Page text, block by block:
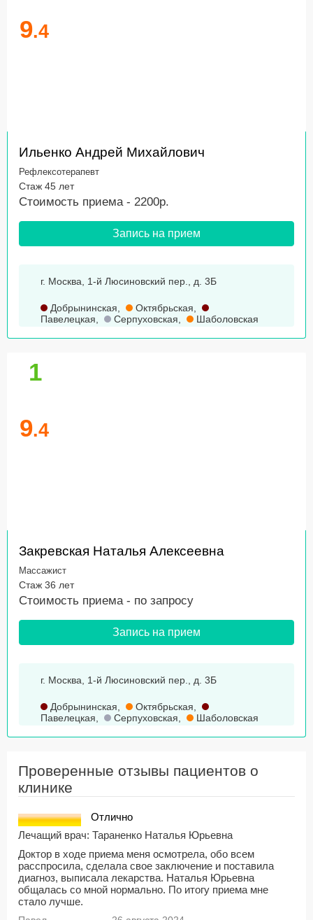
9.4
Ильенко Андрей Михайлович
Рефлексотерапевт
Стаж 45 лет
Стоимость приема - 2200р.
Запись на прием
г. Москва, 1-й Люсиновский пер., д. 3Б
Добрынинская, Октябрьская,
Павелецкая, Серпуховская, Шаболовская
1
9.4
Закревская Наталья Алексеевна
Массажист
Стаж 36 лет
Стоимость приема - по запросу
Запись на прием
г. Москва, 1-й Люсиновский пер., д. 3Б
Добрынинская, Октябрьская,
Павелецкая, Серпуховская, Шаболовская
Проверенные отзывы пациентов о
клинике
Отлично
Лечащий врач: Тараненко Наталья Юрьевна
Доктор в ходе приема меня осмотрела, обо всем
расспросила, сделала свое заключение и поставила
диагноз, выписала лекарства. Наталья Юрьевна
общалась со мной нормально. По итогу приема мне
стало лучше.